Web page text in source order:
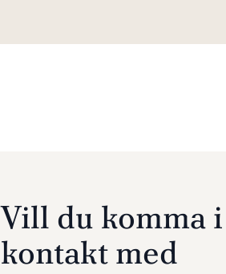
Vill du komma i
kontakt med